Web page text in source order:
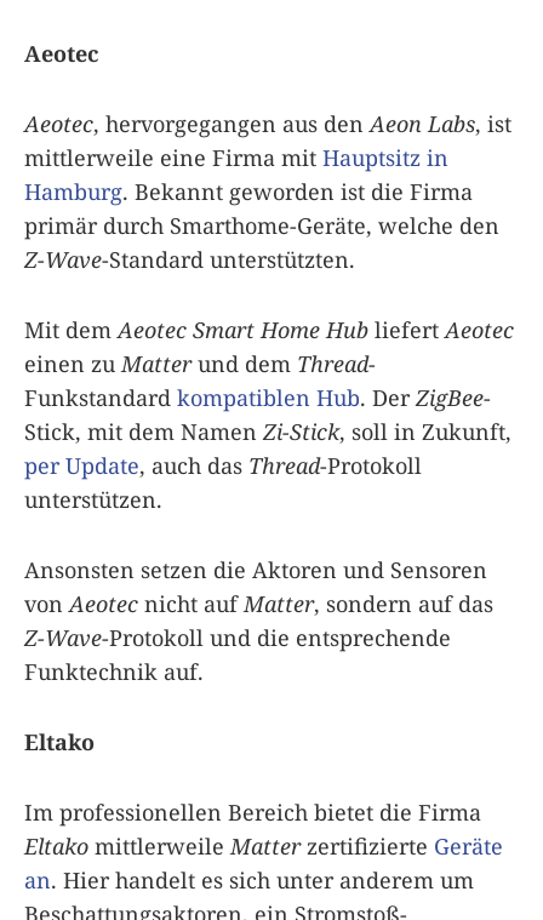
Aeotec
Aeotec, hervorgegangen aus den Aeon Labs, ist
mittlerweile eine Firma mit Hauptsitz in
Hamburg. Bekannt geworden ist die Firma
primär durch Smarthome-Geräte, welche den
Z-Wave-Standard unterstützten.
Mit dem Aeotec Smart Home Hub liefert Aeotec
einen zu Matterund dem Thread-
Funkstandard kompatiblen Hub. DerZigBee-
Stick, mit dem Namen Zi-Stick, soll in Zukunft,
per Update, auch das Thread-Protokoll
unterstützen.
Ansonsten setzen die Aktoren und Sensoren
von Aeotec nicht auf Matter, sondern auf das
Z-Wave-Protokoll und die entsprechende
Funktechnik auf.
Eltako
Im professionellen Bereich bietet die Firma
Eltako mittlerweile Matterzertifizierte Geräte
an. Hier handelt es sich unter anderem um
Beschattungsaktoren, ein Stromstoß-